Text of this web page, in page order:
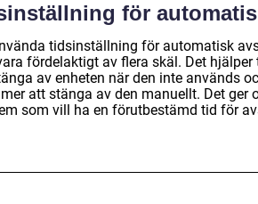
för
tidsinställning för automatisk
fördelaktigt av flera skäl. Det
av enheten när den inte används
att stänga av den manuellt. Det ger
som vill ha en förutbestämd tid för